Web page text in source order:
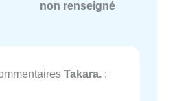
non renseigné
Takara. :